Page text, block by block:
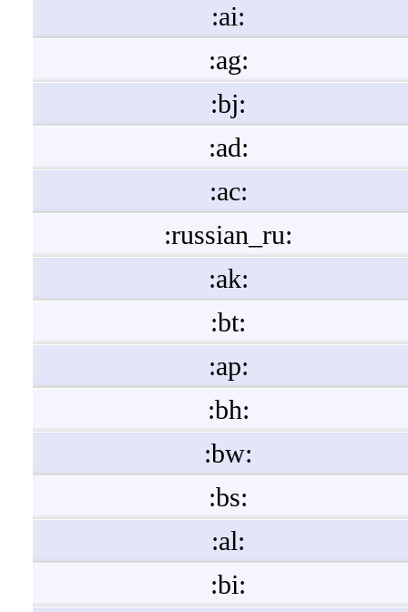
:ai:
:ag:
:bj:
:ad:
:ac:
:russian_ru:
:ak:
:bt:
:ap:
:bh:
:bw:
:bs:
:al:
:bi: